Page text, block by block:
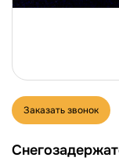
Заказать звонок